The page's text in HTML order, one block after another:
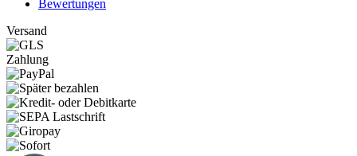
Bewertungen
Versand
Zahlung